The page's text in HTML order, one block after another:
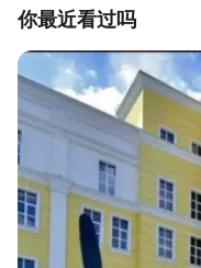
你最近看过吗